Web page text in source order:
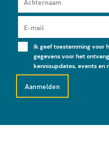
Achternaam
E-mail
Ik geef toestemming voor
gegevens voor het
kennisupdates, events en